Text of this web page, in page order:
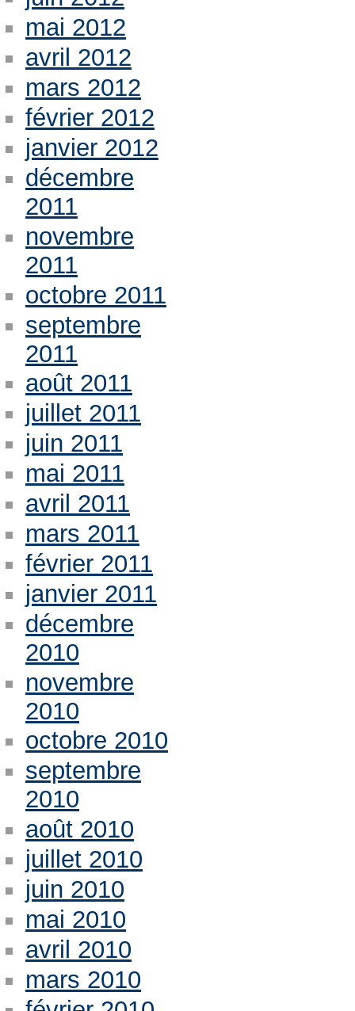
mai 2012
avril 2012
mars 2012
février 2012
janvier 2012
décembre
2011
novembre
2011
octobre 2011
septembre
2011
août 2011
juillet 2011
juin 2011
mai 2011
avril 2011
mars 2011
février 2011
janvier 2011
décembre
2010
novembre
2010
octobre 2010
septembre
2010
août 2010
juillet 2010
juin 2010
mai 2010
avril 2010
mars 2010